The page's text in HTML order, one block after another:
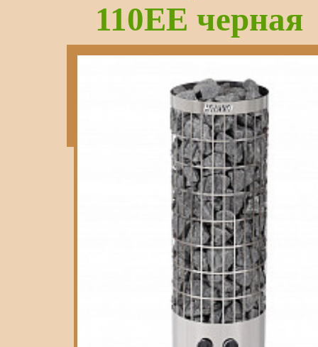
110ЕЕ черная